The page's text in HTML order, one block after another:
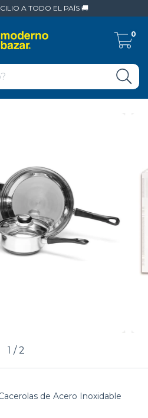
A TODO EL PAÍS 🚚
0
1 / 2
de Acero Inoxidable